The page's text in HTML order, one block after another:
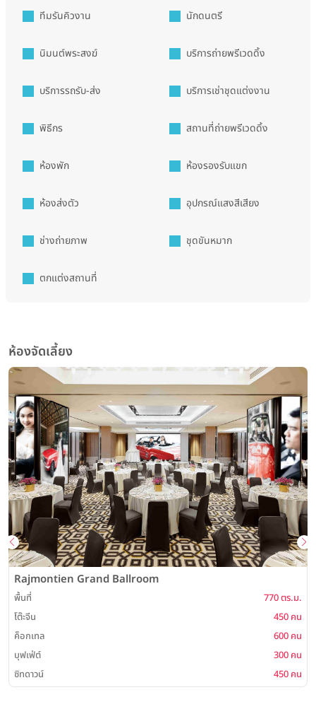
ทีมรันคิวงาน นักดนตรี
นิมนต์พระสงฆ์ บริการถ่ายพรีเวดดิ้ง
บริการรถรับ-ส่ง บริการเช่าชุดแต่งงาน
พิธีกร สถานที่ถ่ายพรีเวดดิ้ง
ห้องพัก ห้องรองรับแขก
ห้องส่งตัว อุปกรณ์แสงสีเสียง
ช่างถ่ายภาพ ชุดขันหมาก
ตกแต่งสถานที่
ห้องจัดเลี้ยง
Rajmontien Grand Ballroom
พื้นที่
770 ตร.ม.
โต๊ะจีน
450 คน
ค็อกเทล
600 คน
บุฟเฟ่ต์
300 คน
ซิทดาวน์
450 คน